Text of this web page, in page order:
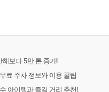
보다 5만 톤 증가!
료 주차 정보와 이용 꿀팁
아이템과 즐길 거리 추천!